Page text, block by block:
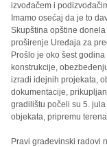
izvođačem i
Imamo osećaj da je to
Skupština opštine
proširenje Uređaja za
Prošlo je oko šest
konstrukcije,
izradi idejnih projekata,
dokumentacije,
gradilištu počeli su 5.
objekata, pripremu
Pravi građevinski radovi